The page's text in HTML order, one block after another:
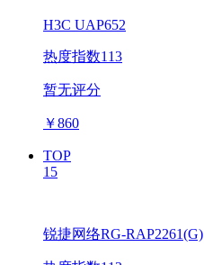
H3C UAP652
热度指数113
暂无评分
￥860
TOP
15
锐捷网络RG-RAP2261(G)